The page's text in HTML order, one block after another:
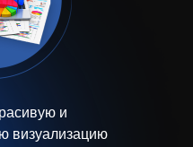
и
визуализацию